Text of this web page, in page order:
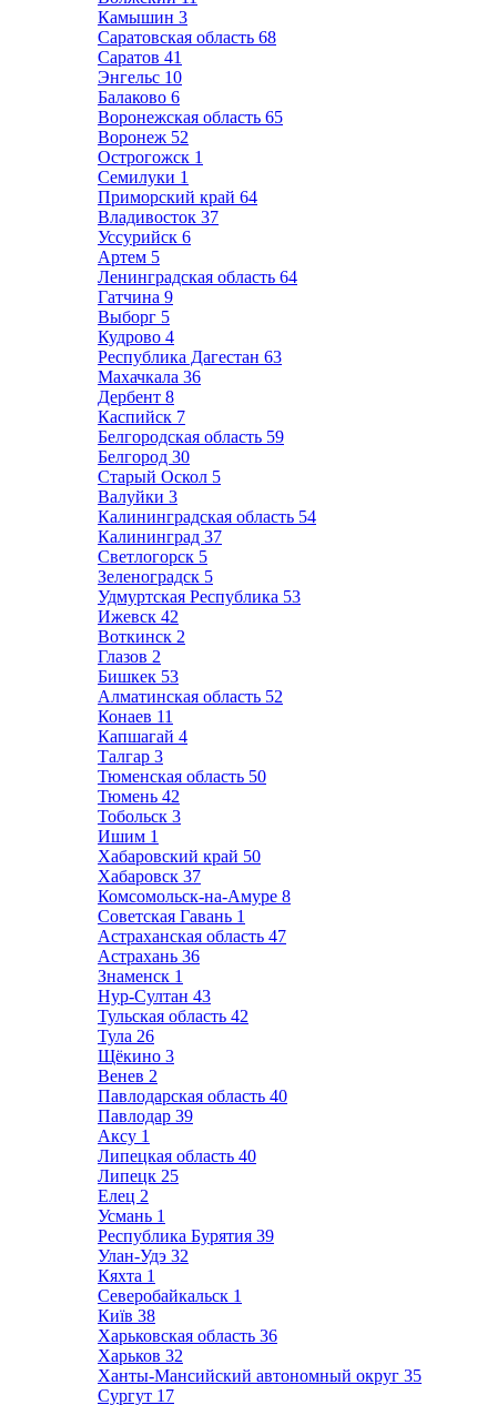
Камышин 3
Саратовская область 68
Саратов 41
Энгельс 10
Балаково 6
Воронежская область 65
Воронеж 52
Острогожск 1
Семилуки 1
Приморский край 64
Владивосток 37
Уссурийск 6
Артем 5
Ленинградская область 64
Гатчина 9
Выборг 5
Кудрово 4
Республика Дагестан 63
Махачкала 36
Дербент 8
Каспийск 7
Белгородская область 59
Белгород 30
Старый Оскол 5
Валуйки 3
Калининградская область 54
Калининград 37
Светлогорск 5
Зеленоградск 5
Удмуртская Республика 53
Ижевск 42
Воткинск 2
Глазов 2
Бишкек 53
Алматинская область 52
Конаев 11
Капшагай 4
Талгар 3
Тюменская область 50
Тюмень 42
Тобольск 3
Ишим 1
Хабаровский край 50
Хабаровск 37
Комсомольск-на-Амуре 8
Советская Гавань 1
Астраханская область 47
Астрахань 36
Знаменск 1
Нур-Султан 43
Тульская область 42
Тула 26
Щёкино 3
Венев 2
Павлодарская область 40
Павлодар 39
Аксу 1
Липецкая область 40
Липецк 25
Елец 2
Усмань 1
Республика Бурятия 39
Улан-Удэ 32
Кяхта 1
Северобайкальск 1
Київ 38
Харьковская область 36
Харьков 32
Ханты-Мансийский автономный округ 35
Сургут 17